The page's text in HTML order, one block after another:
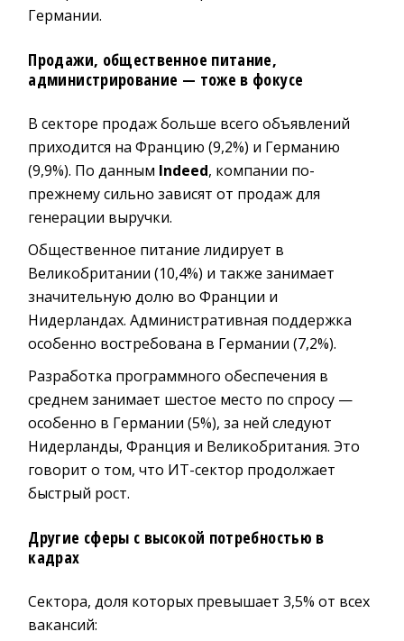
Германии.
Продажи, общественное питание,
администрирование — тоже в фокусе
В секторе продаж больше всего объявлений
приходится на Францию (9,2%) и Германию
(9,9%). По данным Indeed, компании по-
прежнему сильно зависят от продаж для
генерации выручки.
Общественное питание лидирует в
Великобритании (10,4%) и также занимает
значительную долю во Франции и
Нидерландах. Административная поддержка
особенно востребована в Германии (7,2%).
Разработка программного обеспечения в
среднем занимает шестое место по спросу —
особенно в Германии (5%), за ней следуют
Нидерланды, Франция и Великобритания. Это
говорит о том, что ИТ-сектор продолжает
быстрый рост.
Другие сферы с высокой потребностью в
кадрах
Сектора, доля которых превышает 3,5% от всех
вакансий: